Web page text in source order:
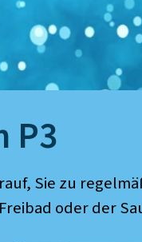
P3
Sie zu
oder der